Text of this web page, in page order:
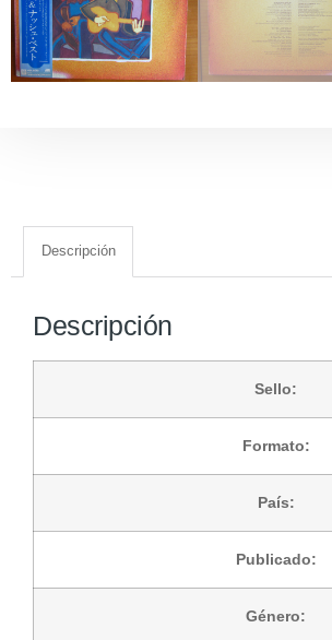
Descripción
Descripción
Sello:
Formato:
País:
Publicado:
Género: